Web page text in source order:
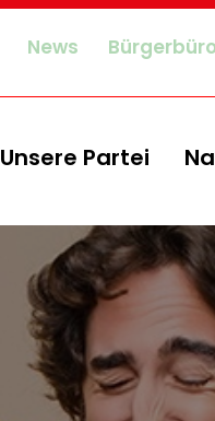
News
Unsere Partei